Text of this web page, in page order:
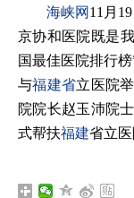
海峡网 11月
京协和医院既是
国最佳医院排行
与福建省立医院
院院长赵玉沛院
式帮扶福建省立医